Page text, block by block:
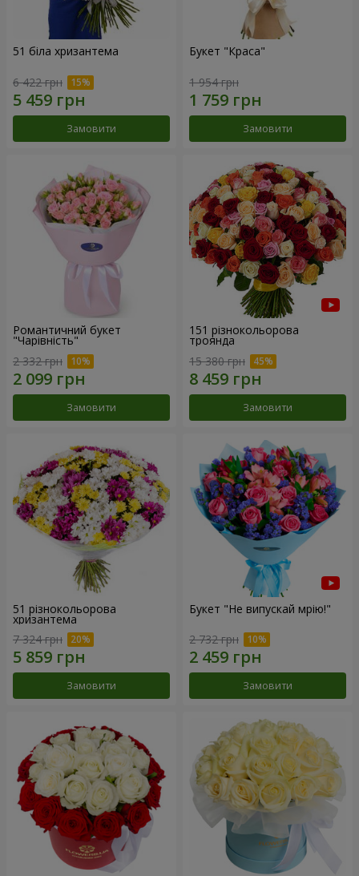
51 біла хризантема
6 422 грн
Замовити
Букет "Краса"
1 954 грн
Замовити
Романтичний букет
"Чарівність"
2 332 грн
Замовити
151 різнокольорова
троянда
15 380 грн
Замовити
51 різнокольорова
хризантема
7 324 грн
Замовити
Букет "Не випускай мрію!"
2 732 грн
Замовити